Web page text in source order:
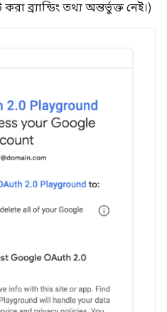
ব্র্যান্ডিং তথ্য অন্তর্ভুক্ত নেই।)